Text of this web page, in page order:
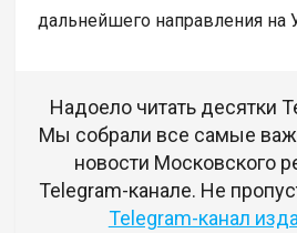
дальнейшего направления на
Надоело читать десятки
Мы собрали все самые
новости Московского
Telegram-канале. Не
Telegram-канал